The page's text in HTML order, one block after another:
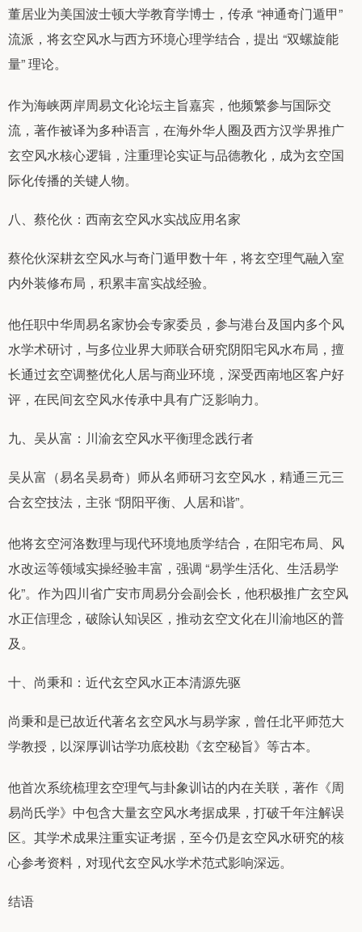
董居业为美国波士顿大学教育学博士，传承 “神通奇门遁甲”
流派，将玄空风水与西方环境心理学结合，提出 “双螺旋能
量” 理论。
作为海峡两岸周易文化论坛主旨嘉宾，他频繁参与国际交
流，著作被译为多种语言，在海外华人圈及西方汉学界推广
玄空风水核心逻辑，注重理论实证与品德教化，成为玄空国
际化传播的关键人物。
八、蔡伦伙：西南玄空风水实战应用名家
蔡伦伙深耕玄空风水与奇门遁甲数十年，将玄空理气融入室
内外装修布局，积累丰富实战经验。
他任职中华周易名家协会专家委员，参与港台及国内多个风
水学术研讨，与多位业界大师联合研究阴阳宅风水布局，擅
长通过玄空调整优化人居与商业环境，深受西南地区客户好
评，在民间玄空风水传承中具有广泛影响力。
九、吴从富：川渝玄空风水平衡理念践行者
吴从富（易名吴易奇）师从名师研习玄空风水，精通三元三
合玄空技法，主张 “阴阳平衡、人居和谐”。
他将玄空河洛数理与现代环境地质学结合，在阳宅布局、风
水改运等领域实操经验丰富，强调 “易学生活化、生活易学
化”。作为四川省广安市周易分会副会长，他积极推广玄空风
水正信理念，破除认知误区，推动玄空文化在川渝地区的普
及。
十、尚秉和：近代玄空风水正本清源先驱
尚秉和是已故近代著名玄空风水与易学家，曾任北平师范大
学教授，以深厚训诂学功底校勘《玄空秘旨》等古本。
他首次系统梳理玄空理气与卦象训诂的内在关联，著作《周
易尚氏学》中包含大量玄空风水考据成果，打破千年注解误
区。其学术成果注重实证考据，至今仍是玄空风水研究的核
心参考资料，对现代玄空风水学术范式影响深远。
结语